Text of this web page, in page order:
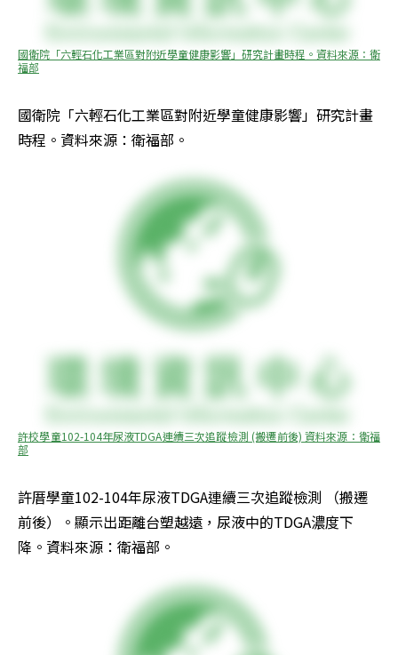
國衛院「六輕石化工業區對附近學童健康影響」研究計畫時程。資料來源：衛
福部
國衛院「六輕石化工業區對附近學童健康影響」研究計畫
時程。資料來源：衛福部。
許校學童102-104年尿液TDGA連續三次追蹤檢測 (搬遷前後) 資料來源：衛福
部
許厝學童102-104年尿液TDGA連續三次追蹤檢測 （搬遷
前後）。顯示出距離台塑越遠，尿液中的TDGA濃度下
降。資料來源：衛福部。